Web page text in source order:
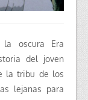
la oscura Era
del joven
la tribu de los
lejanas para